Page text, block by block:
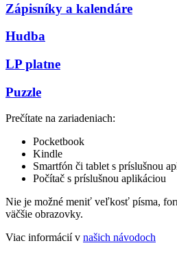
Zápisníky a kalendáre
Hudba
LP platne
Puzzle
Prečítate na zariadeniach:
Pocketbook
Kindle
Smartfón či tablet s príslušnou
Počítač s príslušnou aplikáciou
Nie je možné meniť veľkosť písma,
väčšie obrazovky.
Viac informácií v našich návodoch